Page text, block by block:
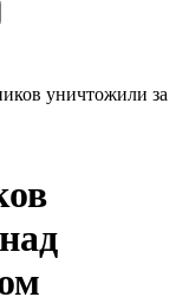
уничтожили за